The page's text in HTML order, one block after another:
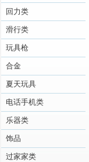
回力类
滑行类
玩具枪
合金
夏天玩具
电话手机类
乐器类
饰品
过家家类